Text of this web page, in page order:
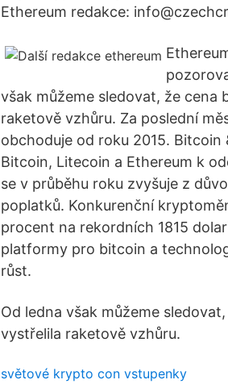
Ethereum redakce:
však můžeme sledovat, že cena
raketově vzhůru. Za poslední
obchoduje od roku 2015.
Bitcoin, Litecoin a Ethereum k
se v průběhu roku zvyšuje z
poplatků. Konkurenční
procent na rekordních 1815
platformy pro bitcoin a
růst.
Od ledna však můžeme
vystřelila raketově vzhůru.
světové krypto con vstupenky